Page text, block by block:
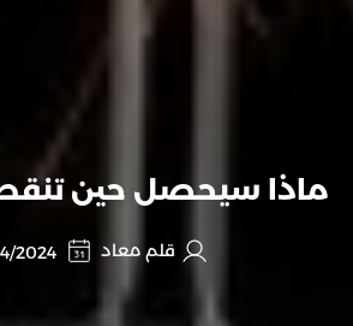
ماذا سيحصل حين
قلم معاد 2024